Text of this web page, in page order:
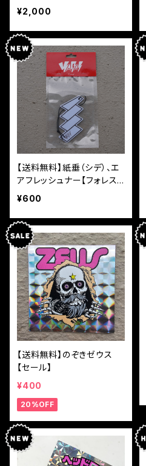
枚組ステッカーパック】
¥2,000
【送料無料】紙垂（シデ）、エ
アフレッシュナー【フォレス
ト】
¥600
【送料無料】のぞきゼウス
【セール】
¥400
20%OFF